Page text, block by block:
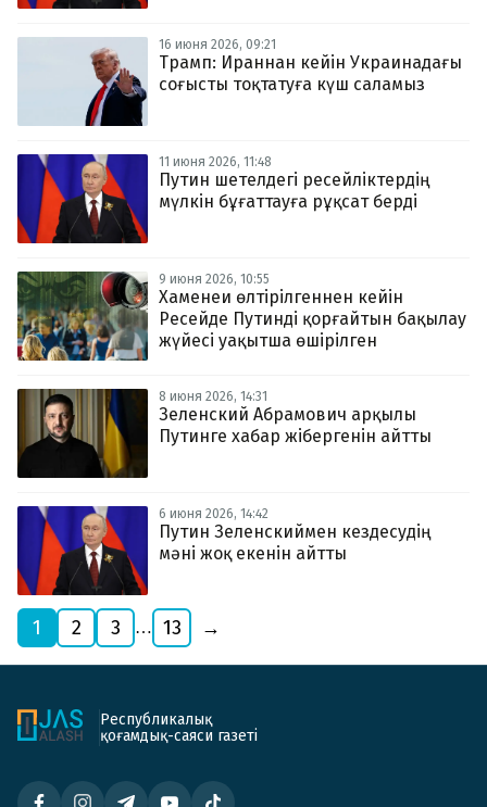
16 июня 2026, 09:21
Трамп: Ираннан кейін Украинадағы
соғысты тоқтатуға күш саламыз
11 июня 2026, 11:48
Путин шетелдегі ресейліктердің
мүлкін бұғаттауға рұқсат берді
9 июня 2026, 10:55
Хаменеи өлтірілгеннен кейін
Ресейде Путинді қорғайтын бақылау
жүйесі уақытша өшірілген
8 июня 2026, 14:31
Зеленский Абрамович арқылы
Путинге хабар жібергенін айтты
6 июня 2026, 14:42
Путин Зеленскиймен кездесудің
мәні жоқ екенін айтты
1 2 3 … 13 →
Республикалық
қоғамдық-саяси газеті